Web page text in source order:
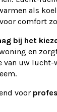
als
comfort
bij het
en
van uw lucht-
voor